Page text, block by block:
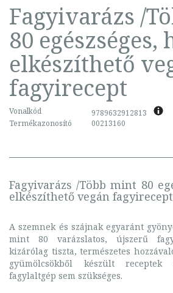
Fagyivarázs /
80 egészséges,
elkészíthető
fagyirecept
Vonalkód
9789632912813
Termékazonosító
00213160
Fagyivarázs /Több mint 80
elkészíthető vegán fagyirecept
A szemnek és szájnak egyaránt
mint 80 varázslatos, újszerű
kizárólag tiszta, természetes
gyümölcsökből készült receptek
fagylaltgép sem szükséges.